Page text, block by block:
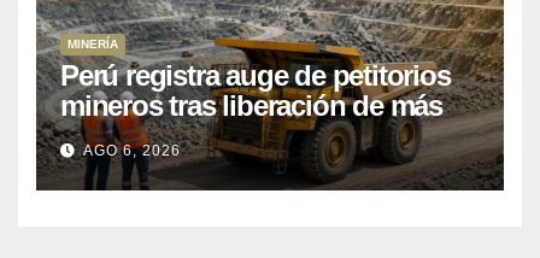
MINERÍA
Perú registra auge de petitorios
mineros tras liberación de más
de mil concesiones para explorar
cobre y oro
AGO 6, 2026